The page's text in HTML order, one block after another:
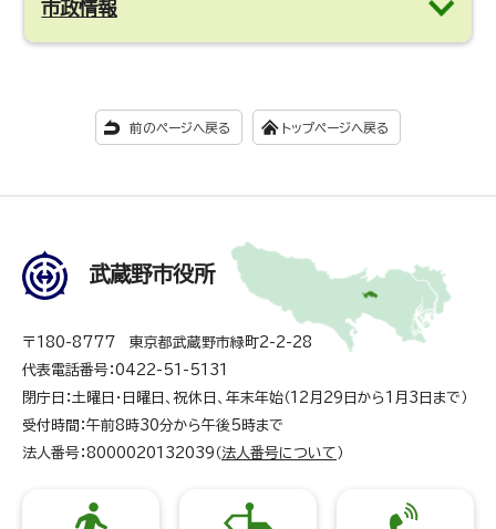
市政情報
前のページへ戻る トップページへ戻る
武蔵野市役所
〒180-8777 東京都武蔵野市緑町2-2-28
代表電話番号：0422-51-5131
閉庁日：土曜日・日曜日、祝休日、年末年始（12月29日から1月3日まで）
受付時間：午前8時30分から午後5時まで
法人番号：8000020132039（ 法人番号について ）